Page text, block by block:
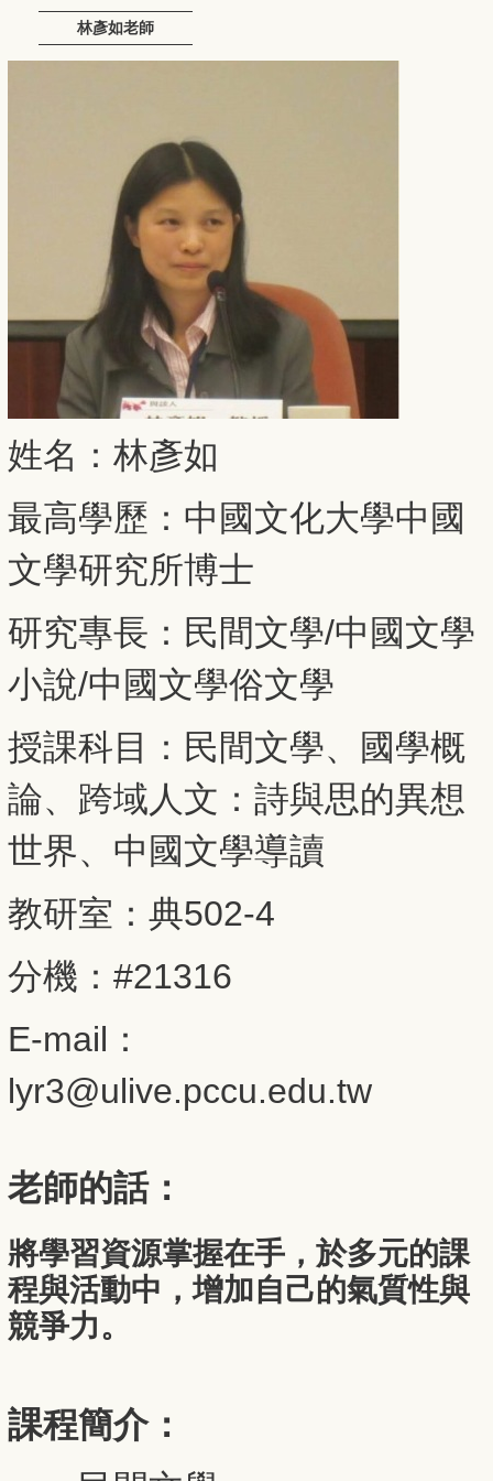
林彥如老師
姓名：林彥如
最高學歷：中國文化大學中國
文學研究所博士
研究專長：民間文學/中國文學
小說/中國文學俗文學
授課科目：民間文學、國學概
論、跨域人文：詩與思的異想
世界、中國文學導讀
教研室：典502-4
分機：#21316
E-mail：
lyr3@ulive.pccu.edu.tw
老師的話：
將學習資源掌握在手，於多元的課
程與活動中，增加自己的氣質性與
競爭力。
課程簡介：